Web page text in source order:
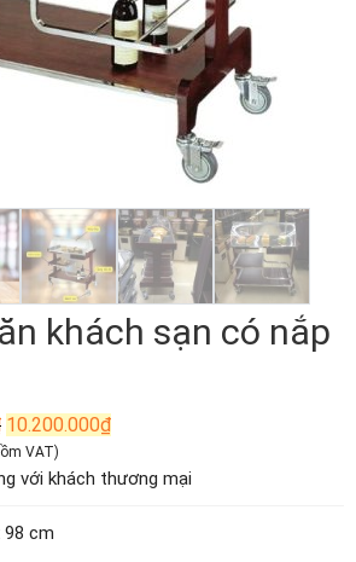
khách sạn có nắp
Giá
gốc
là:
12.500.000₫.
10.200.000₫Giá
hiện
là:
VAT)
với khách thương mại
98 cm